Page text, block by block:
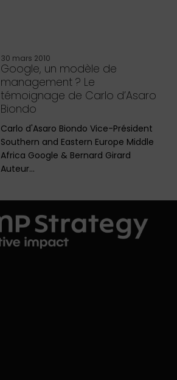
30 mars 2010
Google, un modèle de
management ? Le
témoignage de Carlo d’Asaro
Biondo
Carlo d'Asaro Biondo Vice-Président
Southern and Eastern Europe Middle
Africa Google & Bernard Girard
Auteur…